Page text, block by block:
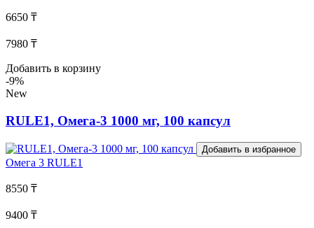
6650 ₸
7980 ₸
Добавить в корзину
-9%
New
RULE1, Омега-3 1000 мг, 100 капсул
Добавить в избранное
Омега 3 RULE1
8550 ₸
9400 ₸